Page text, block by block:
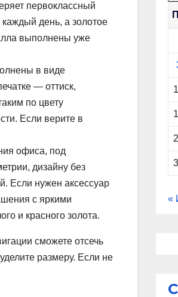
первоклассный
день, а золотое
выполнены уже
в виде
— оттиск,
по цвету
Если верите в
офиса, под
дизайну без
Если нужен аксессуар
с яркими
и красного золота.
сможете отсечь
размеру. Если не
«